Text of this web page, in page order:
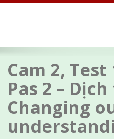
Cam 2,
Pas 2 –
Changing